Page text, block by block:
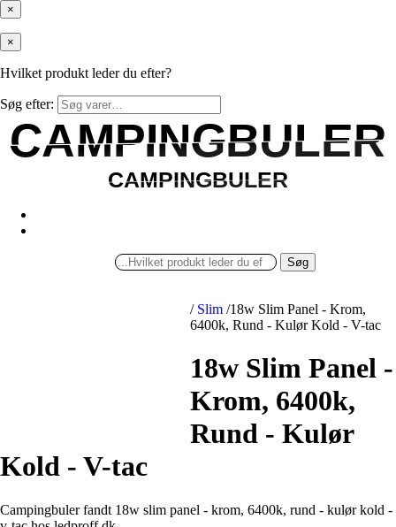
×
×
Hvilket produkt leder du efter?
Søg efter:
CAMPINGBULER
CAMPINGBULER
CAMPINGBULER
CAMPINGBULER
Søg
/ Slim /18w Slim Panel - Krom,
6400k, Rund - Kulør Kold - V-tac
18w Slim Panel -
Krom, 6400k,
Rund - Kulør
Kold - V-tac
Campingbuler fandt 18w slim panel - krom, 6400k, rund - kulør kold -